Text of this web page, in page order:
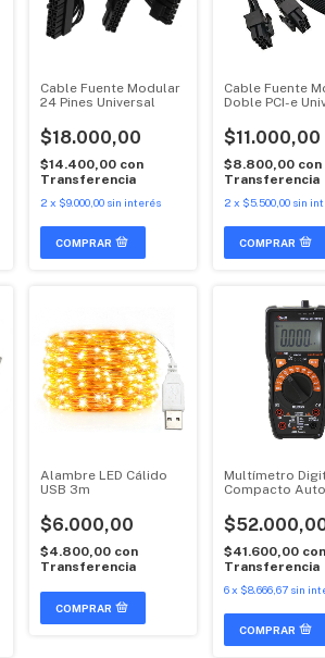
Cable Fuente Modular
24 Pines Universal
$18.000,00
$14.400,00 con
Transferencia
2 x $9.000,00 sin interés
Cable Fuente
Doble PCI-e
$11.000,00
$8.800,00 con
Transferencia
2 x $5.500,00 sin
Alambre LED Cálido
USB 3m
$6.000,00
$4.800,00 con
Transferencia
Multímetro
Compacto
$41.600,00 con
Transferencia
6x $8.666,67 sin